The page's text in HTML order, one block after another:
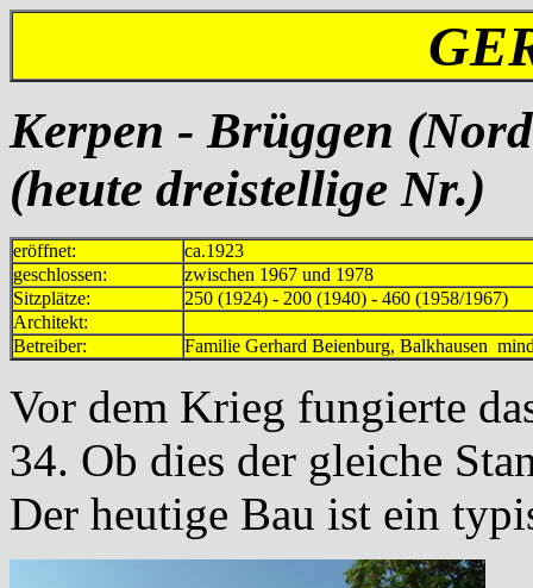
Kerpen - Brüggen
(heute dreistellige Nr.)
eröffnet:
ca.1923
geschlossen:
zwischen 1967 und 1978
Sitzplätze:
250 (1924) - 200 (1940) - 460 (1958/1967)
Architekt:
Betreiber:
Familie Gerhard Beienburg,
Vor dem Krieg fungierte
34. Ob dies der gleiche
Der heutige Bau ist ein